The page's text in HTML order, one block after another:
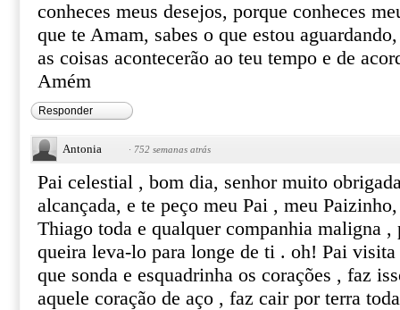
conheces meus desejos, porque conheces
que te Amam, sabes o que estou
as coisas acontecerão ao teu tempo e de
Amém
Responder
Antonia · 752 semanas atrás
Pai celestial , bom dia, senhor muito
alcançada, e te peço meu Pai , meu
Thiago toda e qualquer companhia maligna ,
queira leva-lo para longe de ti . oh! Pai visita
que sonda e esquadrinha os corações , faz
aquele coração de aço , faz cair por terra